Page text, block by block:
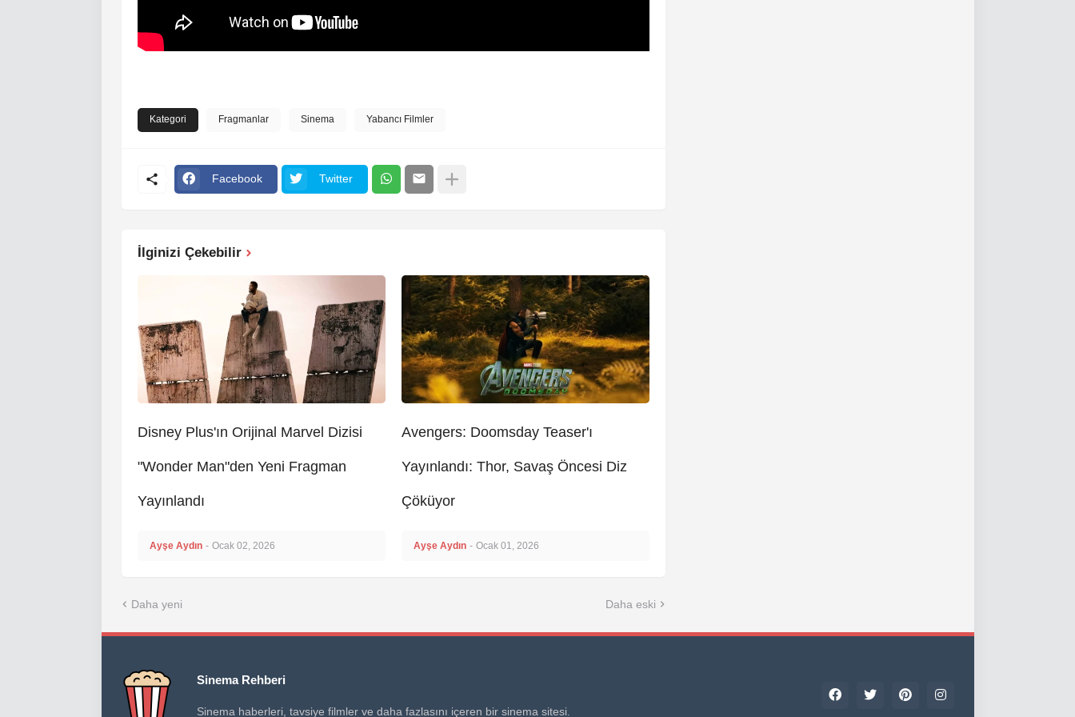
Kategori Fragmanlar Sinema Yabancı Filmler
Facebook Twitter
İlginizi Çekebilir
Disney Plus'ın Orijinal Marvel Dizisi
"Wonder Man"den Yeni Fragman
Yayınlandı
Ayşe Aydın - Ocak 02, 2026
Avengers: Doomsday Teaser'ı
Yayınlandı: Thor, Savaş Öncesi Diz
Çöküyor
Ayşe Aydın - Ocak 01, 2026
Daha yeni Daha eski
Sinema Rehberi
Sinema haberleri, tavsiye filmler ve daha fazlasını içeren bir sinema sitesi.